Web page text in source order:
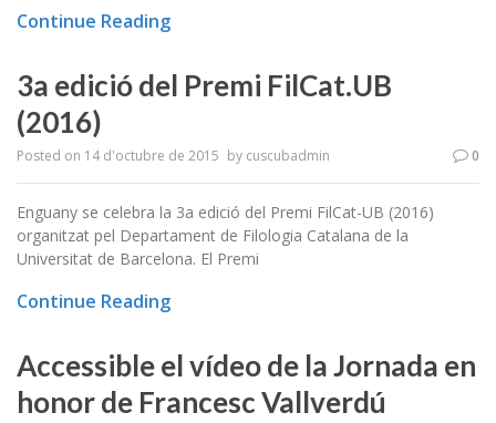
Continue Reading
3a edició del Premi FilCat.UB
(2016)
Posted on 14 d'octubre de 2015 by cuscubadmin 0
Enguany se celebra la 3a edició del Premi FilCat-UB (2016)
organitzat pel Departament de Filologia Catalana de la
Universitat de Barcelona. El Premi
Continue Reading
Accessible el vídeo de la Jornada en
honor de Francesc Vallverdú